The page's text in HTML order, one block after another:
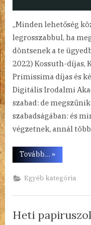
„Minden lehetőség
legrosszabbul, ha
döntsenek a te
2022) Kossuth-díjas,
Primissima díjas és
Digitális Irodalmi
szabad: de
szabadságában: és
végzetnek, annál
Tovább… “Heti
papiruszok
»
Egyéb kategória
Heti